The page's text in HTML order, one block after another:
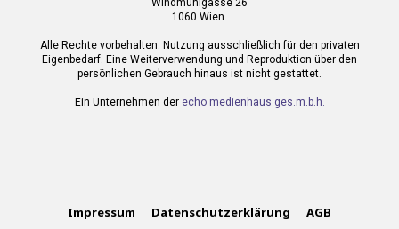
Windmühlgasse 26
1060 Wien.
Alle Rechte vorbehalten. Nutzung ausschließlich für den privaten
Eigenbedarf. Eine Weiterverwendung und Reproduktion über den
persönlichen Gebrauch hinaus ist nicht gestattet.
Ein Unternehmen der echo medienhaus ges.m.b.h.
Impressum Datenschutzerklärung AGB